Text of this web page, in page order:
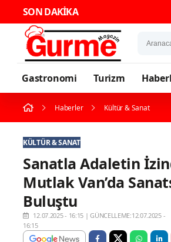
SON DAKİKA
Gastronomi Turizm
Haberler Kültür & Sanat
KÜLTÜR & SANAT
Sanatla Adaletin
Mutlak Van’da
Buluştu
12.07.2025 - 16:15 |GÜNCELLEME:12.07.2025 -
16:15